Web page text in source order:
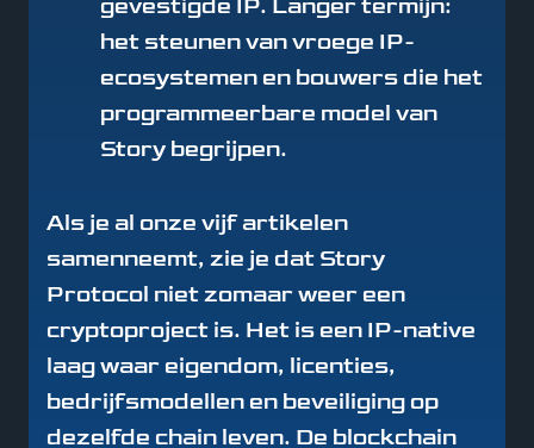
gevestigde IP. Langer termijn:
het steunen van vroege IP-
ecosystemen en bouwers die het
programmeerbare model van
Story begrijpen.
Als je al onze vijf artikelen
samenneemt, zie je dat Story
Protocol niet zomaar weer een
cryptoproject is. Het is een IP-native
laag waar eigendom, licenties,
bedrijfsmodellen en beveiliging op
dezelfde chain leven. De blockchain